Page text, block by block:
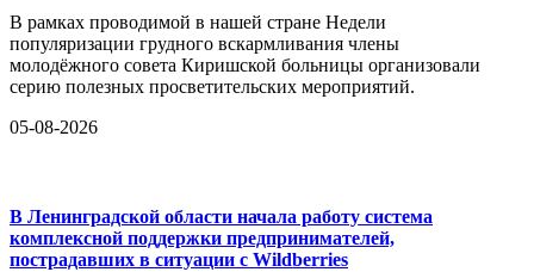
В рамках проводимой в нашей стране Недели
популяризации грудного вскармливания члены
молодёжного совета Киришской больницы организовали
серию полезных просветительских мероприятий.
05-08-2026
В Ленинградской области начала работу система
комплексной поддержки предпринимателей,
пострадавших в ситуации с Wildberries